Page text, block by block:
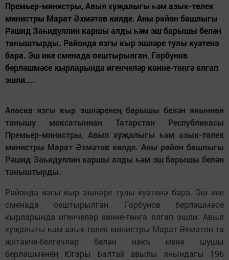
Премьер-министры, Авыл хуҗалыгы һәм азык-төлек
министры Марат Әхмәтов килде. Аны район башлыгы
Рәшид Заһидуллин каршы алды һәм эш барышы белән
таныштырды. Районда язгы кыр эшләре тулы куәтенә
бара. Эш ике сменада оештырылган. Горбунов
берләшмәсе кырларында игенчеләр көнне-төнгә ялгап
эшли....
Апаска язгы кыр эшләренең барышы белән якыннан
танышу максатыннан Татарстан Республикасы
Премьер-министры, Авыл хуҗалыгы һәм азык-төлек
министры Марат Әхмәтов килде. Аны район башлыгы
Рәшид Заһидуллин каршы алды һәм эш барышы белән
таныштырды.
Районда язгы кыр эшләре тулы куәтенә бара. Эш ике
сменада оештырылган. Горбунов берләшмәсе
кырларында игенчеләр көнне-төнгә ялгап эшли. Авыл
хуҗалыгы һәм азык-төлек министры Марат Әхмәтов та
җитәкче-белгечләр белән нәкъ менә шушы
берләшмәнең Югары Балтай авылы янындагы 196